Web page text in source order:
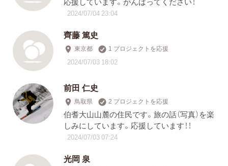
2024/07/04 23:04
齊藤 篤史
東京都 1 プロジェクトを応援
2024/07/03 18:02
前田 仁史
鳥取県 2 プロジェクトを応援
伯耆大山山麓の住民です。旅の話（写真）を楽
しみにしています。応援しています！！
2024/07/03 07:24
光岡 泉